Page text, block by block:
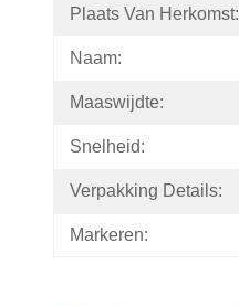
Plaats Van Herkomst:
Naam:
Maaswijdte:
Snelheid:
Verpakking Details:
Markeren: